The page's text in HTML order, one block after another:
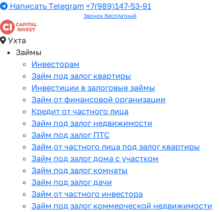
Написать Telegram +7(989)147-53-91
Звонок Бесплатный
Ухта
Займы
Инвесторам
Займ под залог квартиры
Инвестиции в залоговые займы
Займ от финансовой организации
Кредит от частного лица
Займ под залог недвижимости
Займ под залог ПТС
Займ от частного лица под залог квартиры
Займ под залог дома с участком
Займ под залог комнаты
Займ под залог дачи
Займ от частного инвестора
Займ под залог коммерческой недвижимости